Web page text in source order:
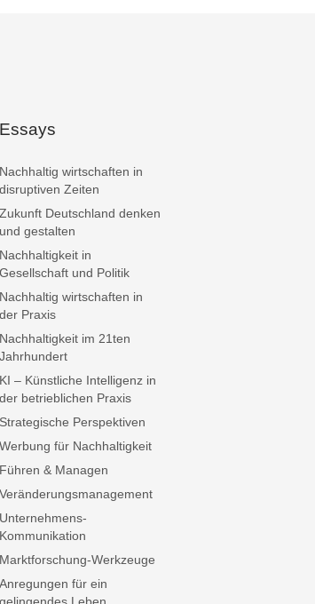
Essays
Nachhaltig wirtschaften in
disruptiven Zeiten
Zukunft Deutschland denken
und gestalten
Nachhaltigkeit in
Gesellschaft und Politik
Nachhaltig wirtschaften in
der Praxis
Nachhaltigkeit im 21ten
Jahrhundert
KI – Künstliche Intelligenz in
der betrieblichen Praxis
Strategische Perspektiven
Werbung für Nachhaltigkeit
Führen & Managen
Veränderungsmanagement
Unternehmens-
Kommunikation
Marktforschung-Werkzeuge
Anregungen für ein